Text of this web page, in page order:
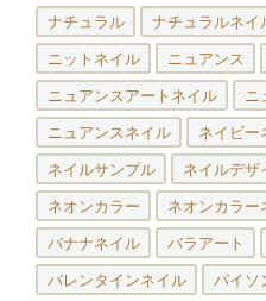
ナチュラル ナチュラルネイ
ニットネイル ニュアンス
ニュアンスアートネイル ニ
ニュアンスネイル ネイビー
ネイルサンプル ネイルデザ
ネオンカラー ネオンカラー
バナナネイル バラアート
バレンタインネイル パイソ